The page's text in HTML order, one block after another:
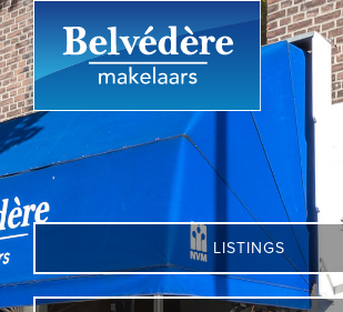
LISTINGS